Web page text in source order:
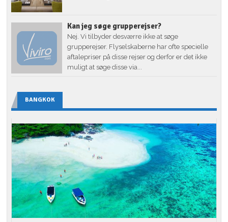
Kan jeg søge grupperejser?
Nej. Vi tilbyder desværre ikke at søge
grupperejser. Flyselskaberne har ofte specielle
aftalepriser på disse rejser og derfor er det ikke
muligt at søge disse via...
BANGKOK